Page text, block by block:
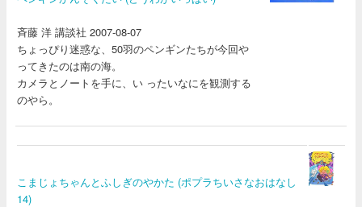
斉藤 洋 講談社 2007-08-07
ちょっぴり迷惑な、50羽のペンギンたちが今回や
ってきたのは南の海。
カメラとノートを手に、い ったいなにを観測する
のやら。
こまじょちゃんとふしぎのやかた (ポプラちいさなおはなし
14)